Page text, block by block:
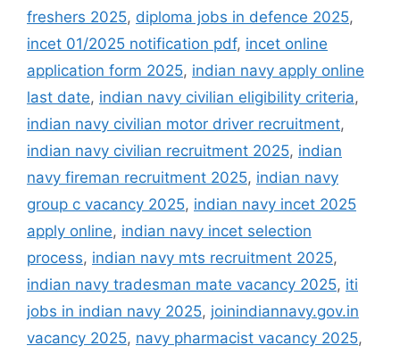
freshers 2025, diploma jobs in defence 2025,
incet 01/2025 notification pdf, incet online
application form 2025, indian navy apply online
last date, indian navy civilian eligibility criteria,
indian navy civilian motor driver recruitment,
indian navy civilian recruitment 2025, indian
navy fireman recruitment 2025, indian navy
group c vacancy 2025, indian navy incet 2025
apply online, indian navy incet selection
process, indian navy mts recruitment 2025,
indian navy tradesman mate vacancy 2025, iti
jobs in indian navy 2025, joinindiannavy.gov.in
vacancy 2025, navy pharmacist vacancy 2025,